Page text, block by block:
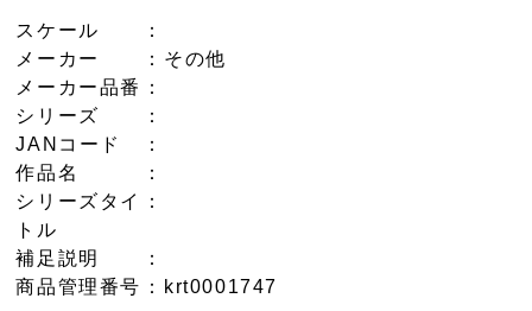
スケール
：
メーカー
：その他
メーカー品番
：
シリーズ
：
JANコード
：
作品名
：
シリーズタイ
トル
：
補足説明
：
商品管理番号 ：krt0001747